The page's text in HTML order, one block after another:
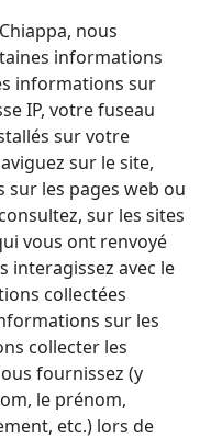
nous
informations
informations sur
IP, votre fuseau
sur votre
sur le site,
les pages web ou
sur les sites
vous ont renvoyé
interagissez avec le
collectées
sur les
collecter les
fournissez (y
le prénom,
etc.) lors de